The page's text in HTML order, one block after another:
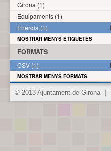
Girona (1)
Equipaments (1)
Energia (1)
MOSTRAR MENYS ETIQUETES
FORMATS
CSV (1)
MOSTRAR MENYS FORMATS
© 2013 Ajuntament de Girona